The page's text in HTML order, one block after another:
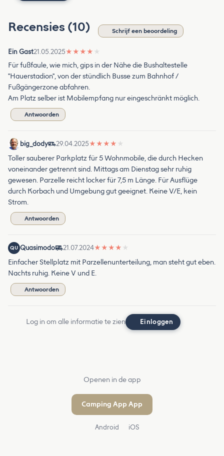
Recensies (10) Schrijf een beoordeling
Ein Gast21.05.2025★ ★ ★ ★ ★
Für fußfaule, wie mich, gips in der Nähe die Bushaltestelle
"Hauerstadion", von der stündlich Busse zum Bahnhof /
Fußgängerzone abfahren.
Am Platz selber ist Mobilempfang nur eingeschränkt möglich.
Antwoorden
big_dody 29.04.2025★ ★ ★ ★ ★
Toller sauberer Parkplatz für 5 Wohnmobile, die durch Hecken
voneinander getrennt sind. Mittags am Dienstag sehr ruhig
gewesen. Parzelle reicht locker für 7,5 m Länge. Für Ausflüge
durch Korbach und Umgebung gut geeignet. Keine V/E, kein
Strom.
Antwoorden
QU Quasimodo 21.07.2024★ ★ ★ ★ ★
Einfacher Stellplatz mit Parzellenunterteilung, man steht gut eben.
Nachts ruhig. Keine V und E.
Antwoorden
Log in om alle informatie te zien Einloggen
Openen in de app
Camping App App
Android iOS